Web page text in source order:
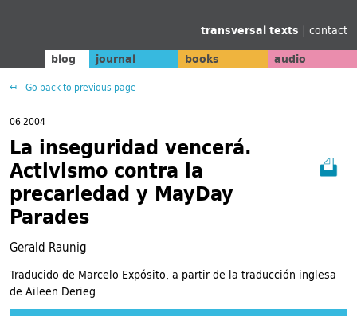
transversal texts | contact
blog journal books audio
Go back to previous page
06 2004
La inseguridad vencerá.
Activismo contra la
precariedad y MayDay
Parades
Gerald Raunig
Traducido de Marcelo Expósito, a partir de la traducción inglesa
de Aileen Derieg